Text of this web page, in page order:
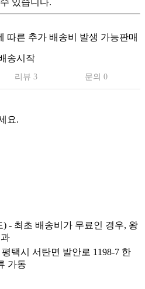
있습니다.
따른 추가 배송비 발생 가능판매
송시작
리뷰 3 문의 0
요.
) - 최초 배송비가 무료인 경우, 왕
평택시 서탄면 발안로 1198-7 한
가동